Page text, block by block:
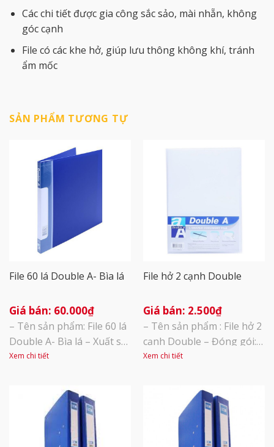
Các chi tiết được gia công sắc sảo, mài nhẵn, không
góc cạnh
File có các khe hở, giúp lưu thông không khí, tránh
ẩm mốc
SẢN PHẨM TƯƠNG TỰ
File 60 lá Double A- Bìa lá
60.000₫
– Tên sản phẩm: File 60 lá
Double A- Bìa lá – Xuất sứ:
Thái Lan – Kích thước:
đặc biệt chịu va đập cao –
Các lá có độ cao, dày dặn,
lá dễ tách miệng để lưu tài
liệu với độ dày 40mm. Có
Xem chi tiết
File hở 2 cạnh Double
2.500₫
– Tên sản phẩm : File hở 2
cạnh Double – Đóng gói:
Túi 12 chiếc – Với thiết kế
liệu, cất vào sẽ trở nên
đơn giản hơn – Bảo vệ tài
liệu tối ưu – Màu trắng
giúp người dùng quan sát
Xem chi tiết